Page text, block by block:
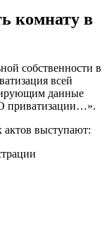
комнату в
собственности в
всей
данные
приватизации…».
актов выступают: